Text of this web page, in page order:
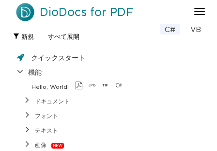
ナ
ゲ
DioDocs for PDF
C# VB
新規 すべて展開
クイックスタート
機能
Hello, World!
ドキュメント
フォント
テキスト
画像